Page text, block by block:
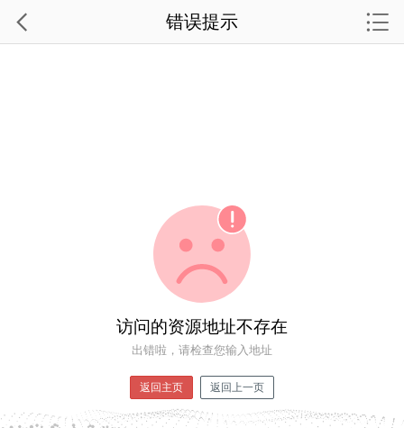
访问的资源地址不存在
出错啦，请检查您输入地址
返回主页 返回上一页
错误提示